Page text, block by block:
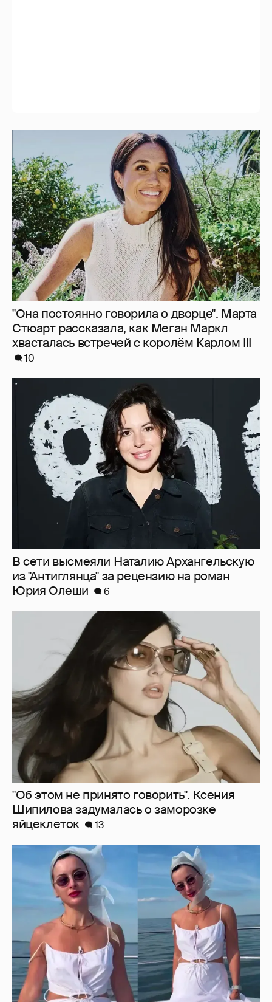
"Она постоянно говорила о дворце". Марта
Стюарт рассказала, как Меган Маркл
хвасталась встречей с королём Карлом III
10
В сети высмеяли Наталию Архангельскую
из "Антиглянца" за рецензию на роман
Юрия Олеши
"Об этом не принято говорить". Ксения
Шипилова задумалась о заморозке
яйцеклеток
13
Тина Канделаки записала видео с
отсылкой к сериалу "Белый лотос"
10